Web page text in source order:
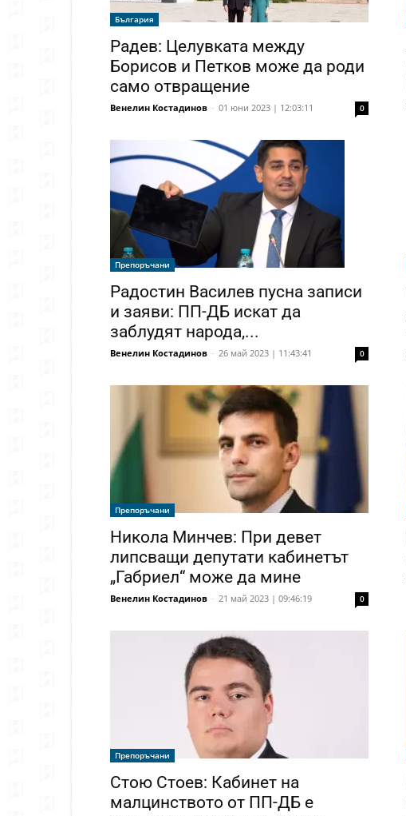
България
Радев: Целувката между
Борисов и Петков може да роди
само отвращение
Венелин Костадинов - 01 юни 2023 | 12:03:11 0
Препоръчани
Радостин Василев пусна записи
и заяви: ПП-ДБ искат да
заблудят народа,...
Венелин Костадинов - 26 май 2023 | 11:43:41 0
Препоръчани
Никола Минчев: При девет
липсващи депутати кабинетът
„Габриел“ може да мине
Венелин Костадинов - 21 май 2023 | 09:46:19 0
Препоръчани
Стою Стоев: Кабинет на
малцинството от ПП-ДБ е